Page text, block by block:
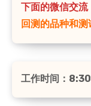
下面的微信交流
回测的品种和测
工作时间：